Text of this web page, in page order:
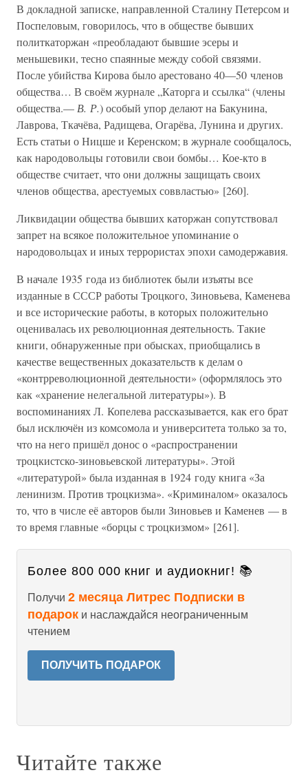
В докладной записке, направленной Сталину Петерсом и
Поспеловым, говорилось, что в обществе бывших
политкаторжан «преобладают бывшие эсеры и
меньшевики, тесно спаянные между собой связями.
После убийства Кирова было арестовано 40—50 членов
общества… В своём журнале „Каторга и ссылка“ (члены
общества.— В. Р.) особый упор делают на Бакунина,
Лаврова, Ткачёва, Радищева, Огарёва, Лунина и других.
Есть статьи о Ницше и Керенском; в журнале сообщалось,
как народовольцы готовили свои бомбы… Кое-кто в
обществе считает, что они должны защищать своих
членов общества, арестуемых соввластью» [260].
Ликвидации общества бывших каторжан сопутствовал
запрет на всякое положительное упоминание о
народовольцах и иных террористах эпохи самодержавия.
В начале 1935 года из библиотек были изъяты все
изданные в СССР работы Троцкого, Зиновьева, Каменева
и все исторические работы, в которых положительно
оценивалась их революционная деятельность. Такие
книги, обнаруженные при обысках, приобщались в
качестве вещественных доказательств к делам о
«контрреволюционной деятельности» (оформлялось это
как «хранение нелегальной литературы»). В
воспоминаниях Л. Копелева рассказывается, как его брат
был исключён из комсомола и университета только за то,
что на него пришёл донос о «распространении
троцкистско-зиновьевской литературы». Этой
«литературой» была изданная в 1924 году книга «За
ленинизм. Против троцкизма». «Криминалом» оказалось
то, что в числе её авторов были Зиновьев и Каменев — в
то время главные «борцы с троцкизмом» [261].
Более 800 000 книг и аудиокниг! 📚
Получи 2 месяца Литрес Подписки в
подарок и наслаждайся неограниченным
чтением
ПОЛУЧИТЬ ПОДАРОК
Читайте также